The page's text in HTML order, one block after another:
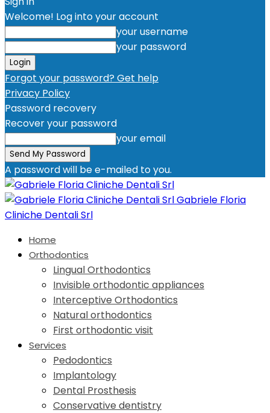
Welcome! Log into your account
your username
your password
Forgot your password? Get help
Privacy Policy
Password recovery
Recover your password
your email
A password will be e-mailed to you.
Gabriele Floria
Cliniche Dentali Srl
Home
Orthodontics
Lingual Orthodontics
Invisible orthodontic appliances
Interceptive Orthodontics
Natural orthodontics
First orthodontic visit
Services
Pedodontics
Implantology
Dental Prosthesis
Conservative dentistry